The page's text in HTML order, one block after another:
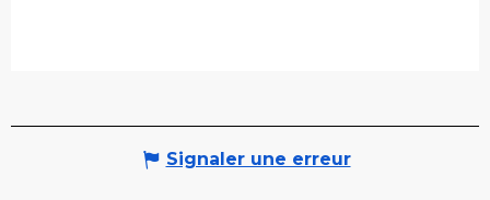
Signaler une erreur